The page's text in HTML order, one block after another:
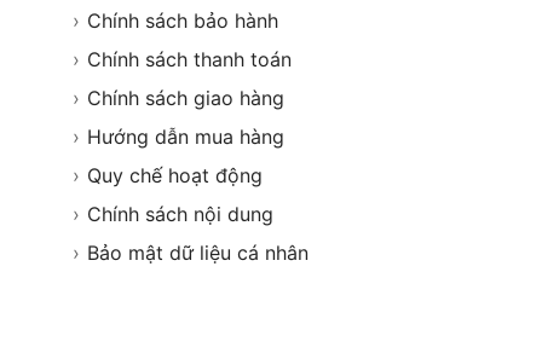
› Chính sách bảo hành
› Chính sách thanh toán
› Chính sách giao hàng
› Hướng dẫn mua hàng
› Quy chế hoạt động
› Chính sách nội dung
› Bảo mật dữ liệu cá nhân